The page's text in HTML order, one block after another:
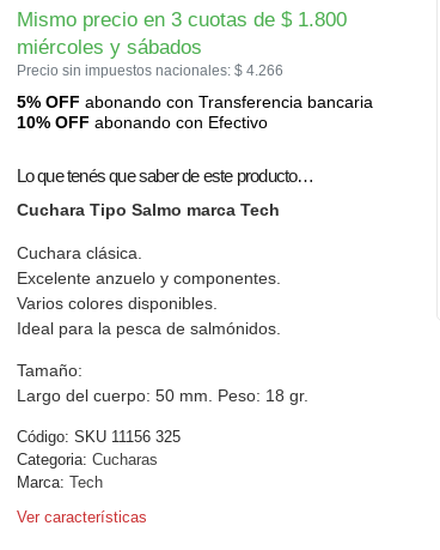
Mismo precio en 3 cuotas de $1.800
miércoles y sábados
Precio sin impuestos nacionales: $4.266
5% OFF abonando con Transferencia bancaria
10% OFF abonando con Efectivo
Lo que tenés que saber de este producto…
Cuchara Tipo Salmo marca Tech
Cuchara clásica.
Excelente anzuelo y componentes.
Varios colores disponibles.
Ideal para la pesca de salmónidos.
Tamaño:
Largo del cuerpo: 50 mm. Peso: 18 gr.
Código: SKU 11156 325
Categoria: Cucharas
Marca: Tech
Ver características